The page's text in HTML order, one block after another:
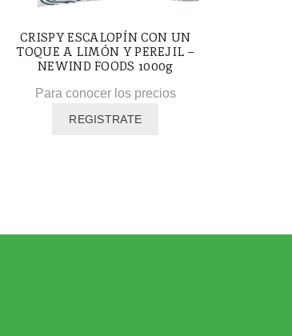
CRISPY ESCALOPÍN CON UN
TOQUE A LIMÓN Y PEREJIL –
NEWIND FOODS 1000g
Para conocer los precios
REGISTRATE